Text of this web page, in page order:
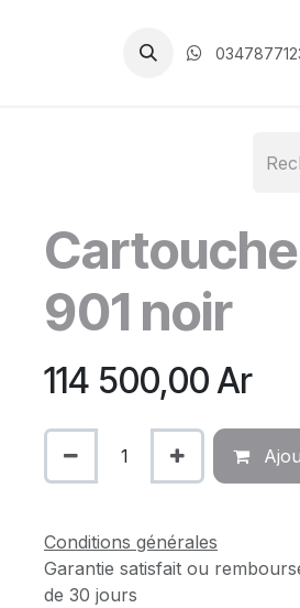
901 noir
114 500,00Ar
Conditions générales
Garantie satisfait ou
de 30 jours